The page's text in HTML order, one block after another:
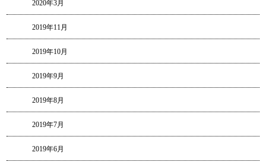
2020年3月
2019年11月
2019年10月
2019年9月
2019年8月
2019年7月
2019年6月